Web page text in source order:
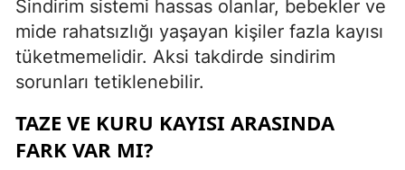
Sindirim sistemi hassas olanlar, bebekler ve
mide rahatsızlığı yaşayan kişiler fazla kayısı
tüketmemelidir. Aksi takdirde sindirim
sorunları tetiklenebilir.
TAZE VE KURU KAYISI ARASINDA
FARK VAR MI?